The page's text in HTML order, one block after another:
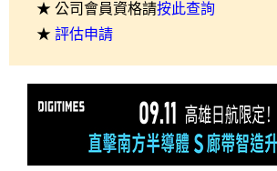
★ 公司會員資格請按此查詢
★ 評估申請